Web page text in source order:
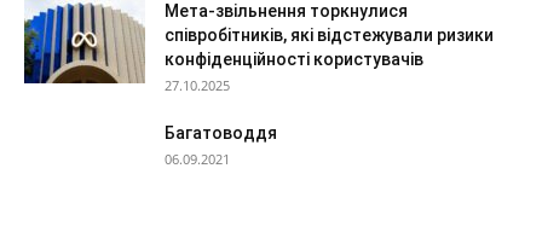
Мета-звільнення торкнулися
співробітників, які відстежували ризики
конфіденційності користувачів
27.10.2025
Багатоводдя
06.09.2021